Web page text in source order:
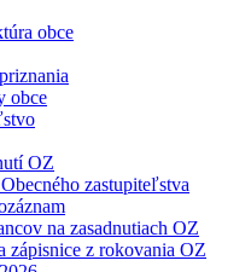
obce
obce
OZ
zastupiteľstva
na zasadnutiach OZ
zápisnice z rokovania OZ